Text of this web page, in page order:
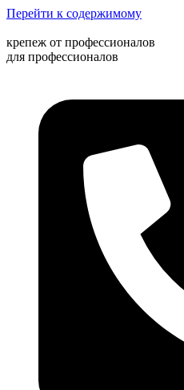
Перейти к содержимому
крепеж от профессионалов
для профессионалов